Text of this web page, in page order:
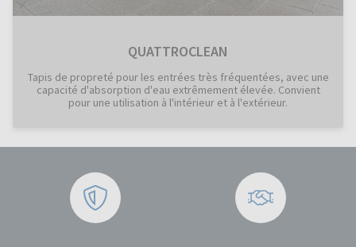
QUATTROCLEAN
Tapis de propreté pour les entrées très fréquentées, avec une
capacité d'absorption d'eau extrêmement élevée. Convient
pour une utilisation à l'intérieur et à l'extérieur.